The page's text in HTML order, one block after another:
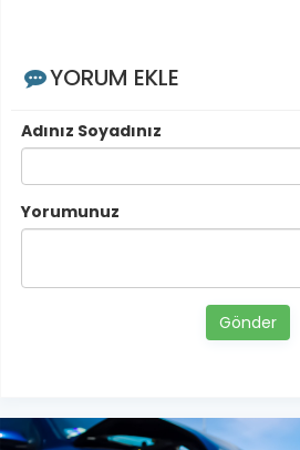
YORUM EKLE
Adınız Soyadınız
Yorumunuz
Gönder